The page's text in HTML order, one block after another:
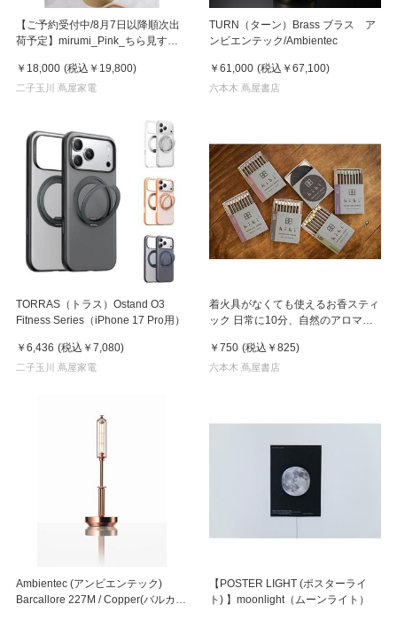
【ご予約受付中/8月7日以降順次出
荷予定】mirumi_Pink_ちら見する
￥18,000 (税込 ￥19,800)
二子玉川 蔦屋家電
TURN（ターン）Brass ブラス ア
ンビエンテック/Ambientec
￥61,000 (税込 ￥67,100)
六本木 蔦屋書店
TORRAS（トラス）Ostand O3
Fitness Series（iPhone 17 Pro用）
￥6,436 (税込 ￥7,080)
二子玉川 蔦屋家電
着火具がなくても使えるお香スティ
ック 日常に10分、自然のアロマ
￥750 (税込 ￥825)
六本木 蔦屋書店
Ambientec (アンビエンテック)
Barcallore 227M / Copper(バルカロ
【POSTER LIGHT (ポスターライ
ト) 】moonlight（ムーンライト）